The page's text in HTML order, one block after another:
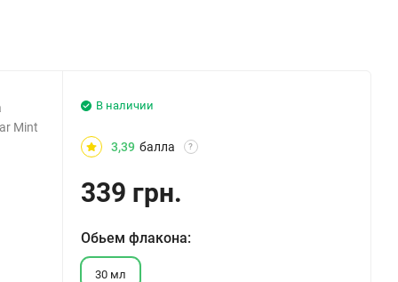
Mint
В наличии
3,39 балла ?
339 грн.
Обьем флакона:
30 мл